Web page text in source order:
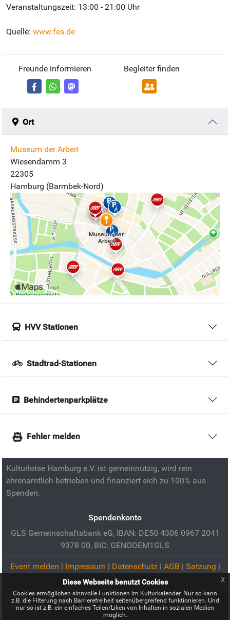
Veranstaltungszeit: 13:00 - 21:00 Uhr
Quelle: www.fes.de
Freunde informieren Begleiter finden
Ort
Museum der Arbeit
Wiesendamm 3
22305
Hamburg (Barmbek-Nord)
HVV Stationen
Stadtrad-Stationen
Behindertenparkplätze
Fehler melden
Kulturlotse Hamburg e.V. ist gemeinnützig, wird rein
ehrenamtlich betrieben und finanziert sich zu 100% aus
Spenden.
Spendenkonto
GLS Gemeinschaftsbank eG, IBAN: DE50 4306 0967 2041
9378 00, BIC: GENODEM1GLS
Event melden | Impressum | Datenschutz| AGB | Satzung |
Bild zur Veranstaltung:Feministisches Barcamp 2025:
pixabay.com (CC0)
Diese Webseite benutzt Cookies
Cookies ermöglichen sinnvolle Funktionen im Kulturkalender. Nur so kann
z.B. die Filterung nach Barrierefreiheit seitenübergreifend funktionieren. Und
nur so ist z.B. ein einfaches Teilen/Liken von Inhalten in sozialen Medien
möglich.
x